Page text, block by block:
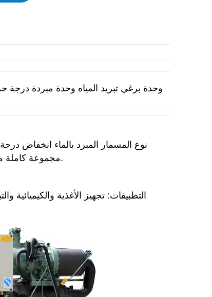
وحدة برغي تبريد المياه وحدة مبردة درجة
التطبيقات: تجهيز الأغذية والكيميائية